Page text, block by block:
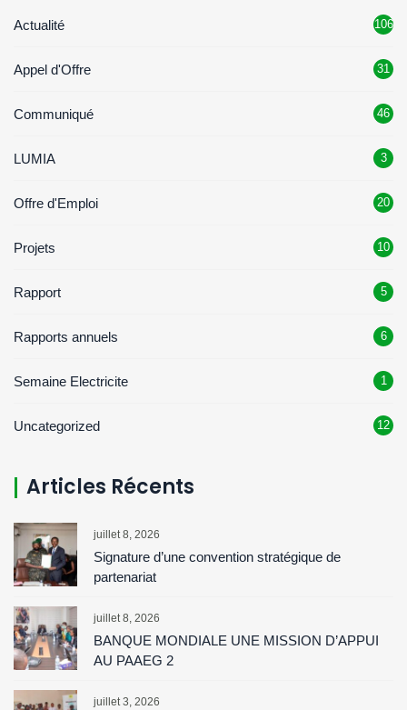
Actualité 106
Appel d'Offre 31
Communiqué 46
LUMIA 3
Offre d'Emploi 20
Projets 10
Rapport 5
Rapports annuels 6
Semaine Electricite 1
Uncategorized 12
Articles Récents
juillet 8, 2026
Signature d’une convention stratégique de
partenariat
juillet 8, 2026
BANQUE MONDIALE UNE MISSION D’APPUI
AU PAAEG 2
juillet 3, 2026